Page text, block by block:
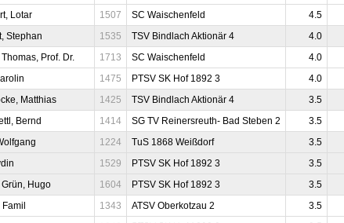
Lotar 1507 SC Waischenfeld 4.5
Stephan 1535 TSV Bindlach Aktionär 4 4.0
Prof. Dr. 1713 SC Waischenfeld 4.0
1475 PTSV SK Hof 1892 3 4.0
Matthias 1425 TSV Bindlach Aktionär 4 3.5
Bernd 1414 SG TV Reinersreuth- Bad Steben 2 3.5
1224 TuS 1868 Weißdorf 3.5
1529 PTSV SK Hof 1892 3 3.5
Hugo 1604 PTSV SK Hof 1892 3 3.5
Famil 1343 ATSV Oberkotzau 2 3.5